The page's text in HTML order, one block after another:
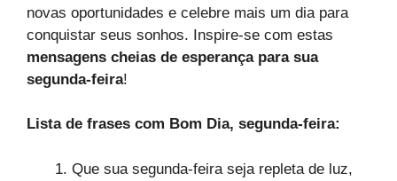
novas oportunidades e celebre mais um dia para
conquistar seus sonhos. Inspire-se com estas
mensagens cheias de esperança para sua
segunda-feira!
Lista de frases com Bom Dia, segunda-feira:
Que sua segunda-feira seja repleta de luz,